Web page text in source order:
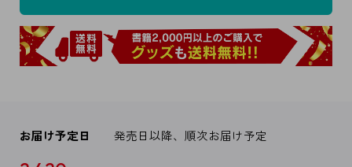
お届け予定日 発売日以降、順次お届け予定